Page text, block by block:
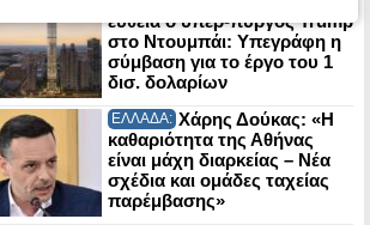
ευθεία ο υπερ-πύργος Trump
στο Ντουμπάι: Υπεγράφη η
σύμβαση για το έργο του 1
δισ. δολαρίων
ΕΛΛΑΔΑ: Χάρης Δούκας: «Η
καθαριότητα της Αθήνας
είναι μάχη διαρκείας – Νέα
σχέδια και ομάδες ταχείας
παρέμβασης»